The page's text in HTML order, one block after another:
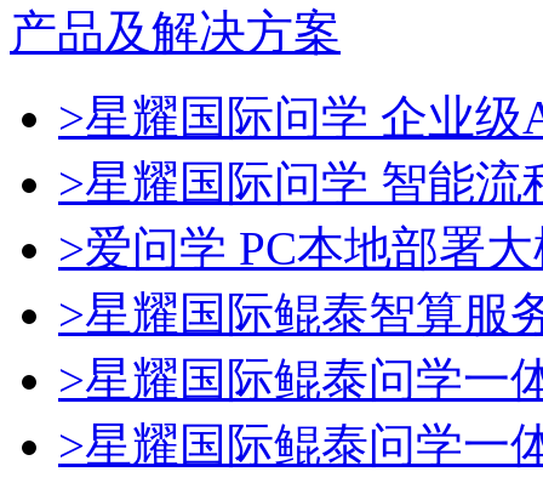
产品及解决方案
>星耀国际问学 企业级
>星耀国际问学 智能流
>爱问学 PC本地部署
>星耀国际鲲泰智算服
>星耀国际鲲泰问学一
>星耀国际鲲泰问学一